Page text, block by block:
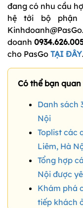
đang có nhu cầu
hệ tới bộ phận
doanh
cho PasGo TẠI ĐÂY
Có thể bạn
Danh sách
Nội
Toplist các
Liêm, Hà
Tổng hợp
Nội được
Khám phá
tiếp khách